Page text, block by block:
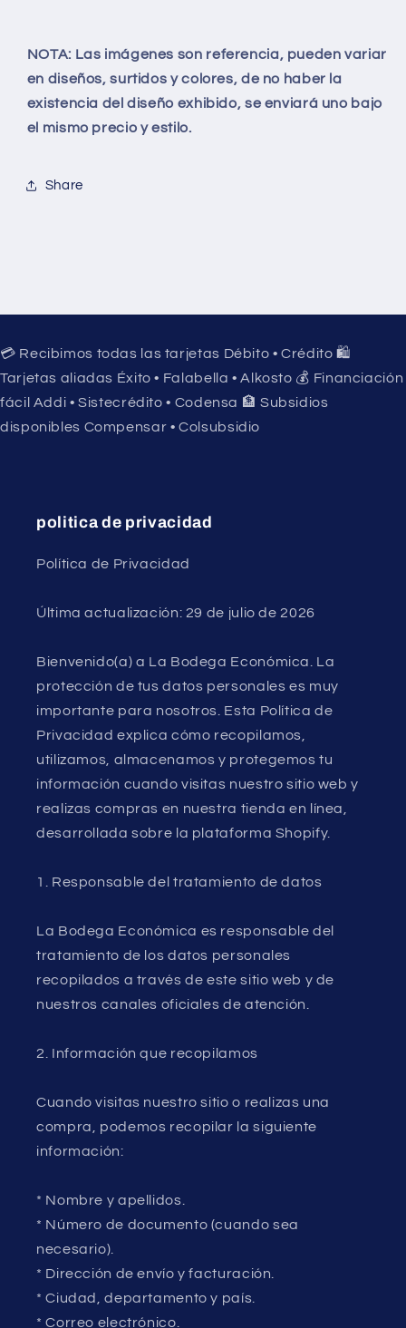
NOTA: Las imágenes son referencia, pueden variar
en diseños, surtidos y colores, de no haber la
existencia del diseño exhibido, se enviará uno bajo
el mismo precio y estilo.
Share
💳 Recibimos todas las tarjetas Débito • Crédito 🛍️
Tarjetas aliadas Éxito • Falabella • Alkosto 💰 Financiación
fácil Addi • Sistecrédito • Codensa 🏦 Subsidios
disponibles Compensar • Colsubsidio
politica de privacidad
Política de Privacidad
Última actualización: 29 de julio de 2026
Bienvenido(a) a La Bodega Económica. La
protección de tus datos personales es muy
importante para nosotros. Esta Política de
Privacidad explica cómo recopilamos,
utilizamos, almacenamos y protegemos tu
información cuando visitas nuestro sitio web y
realizas compras en nuestra tienda en línea,
desarrollada sobre la plataforma Shopify.
1. Responsable del tratamiento de datos
La Bodega Económica es responsable del
tratamiento de los datos personales
recopilados a través de este sitio web y de
nuestros canales oficiales de atención.
2. Información que recopilamos
Cuando visitas nuestro sitio o realizas una
compra, podemos recopilar la siguiente
información:
* Nombre y apellidos.
* Número de documento (cuando sea
necesario).
* Dirección de envío y facturación.
* Ciudad, departamento y país.
* Correo electrónico.